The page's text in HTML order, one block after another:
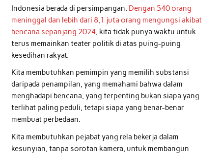
Indonesia berada di persimpangan. Dengan 540 orang
meninggal dan lebih dari 8,1 juta orang mengungsi akibat
bencana sepanjang 2024, kita tidak punya waktu untuk
terus memainkan teater politik di atas puing-puing
kesedihan rakyat.
Kita membutuhkan pemimpin yang memilih substansi
daripada penampilan, yang memahami bahwa dalam
menghadapi bencana, yang terpenting bukan siapa yang
terlihat paling peduli, tetapi siapa yang benar-benar
membuat perbedaan.
Kita membutuhkan pejabat yang rela bekerja dalam
kesunyian, tanpa sorotan kamera, untuk membangun